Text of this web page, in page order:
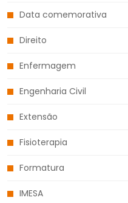
Data comemorativa
Direito
Enfermagem
Engenharia Civil
Extensão
Fisioterapia
Formatura
IMESA